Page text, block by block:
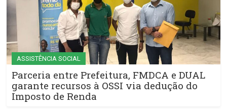
ASSISTÊNCIA SOCIAL
Parceria entre Prefeitura, FMDCA e DUAL
garante recursos à OSSI via dedução do
Imposto de Renda